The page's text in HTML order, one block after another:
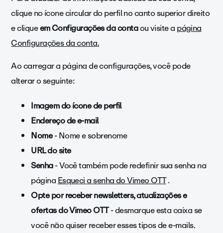
clique no ícone circular do perfil no canto superior direito
e cliqueem Configuraçõesda contaou visite apágina
Configurações da conta.
Ao carregar a página de configurações, você pode
alterar o seguinte:
Imagem do ícone de perfil
Endereço de e-mail
Nome- Nome e sobrenome
URL do site
Senha- Você também pode redefinir sua senha na
páginaEsqueci a senha do Vimeo OTT.
Opte por receber newsletters, atualizações e
ofertas do Vimeo OTT- desmarque esta caixa se
você não quiser receber esses tipos de e-mails.